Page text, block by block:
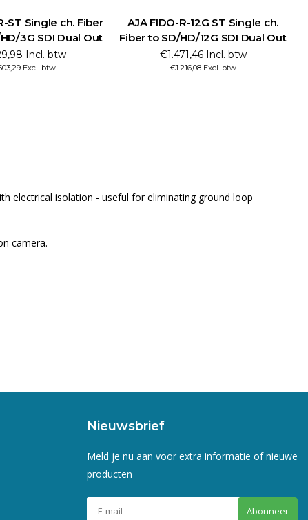
ST Single ch. Fiber
3G SDI Dual Out
Incl. btw
Excl. btw
AJA FIDO-R-12G ST Single ch.
Fiber to SD/HD/12G SDI Dual Out
€1.471,46 Incl. btw
€1.216,08 Excl. btw
electrical isolation - useful for eliminating ground loop
camera.
Nieuwsbrief
Meld je nu aan voor extra informatie of nieuwe
producten
Abonneer